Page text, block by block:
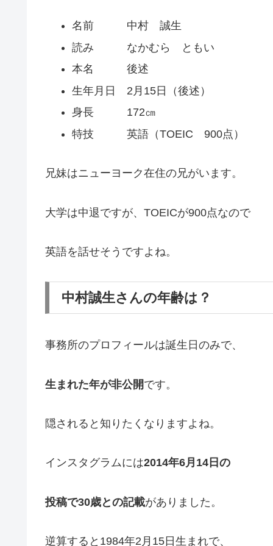
名前 中村 誠生
読み なかむら ともい
本名 後述
生年月日 2月15日（後述）
身長 172㎝
特技 英語（TOEIC 900点）
兄妹はニューヨーク在住の兄がいます。
大学は中退ですが、TOEICが900点なので
英語を話せそうですよね。
中村誠生さんの年齢は？
事務所のプロフィールは誕生日のみで、
生まれた年が非公開です。
隠されると知りたくなりますよね。
インスタグラムには2014年6月14日の
投稿で30歳との記載がありました。
逆算すると1984年2月15日生まれで、